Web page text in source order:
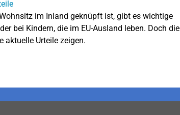
im Inland geknüpft ist, gibt es wichtige
bei Kindern, die im EU-Ausland leben. Doch die
aktuelle Urteile zeigen.